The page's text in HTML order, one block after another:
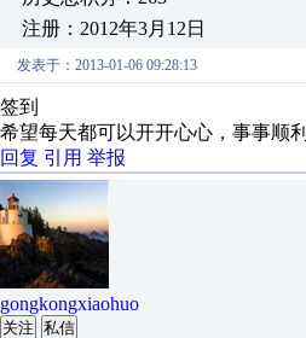
注册：2012年3月12日
发表于：2013-01-06 09:28:13
签到
希望每天都可以开开心心，事事顺利
回复 引用 举报
gongkongxiaohuo
关注 私信